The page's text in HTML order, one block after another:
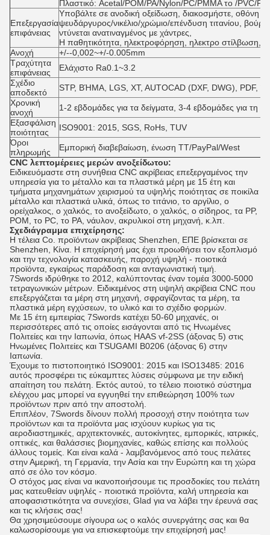
Πλαστικό: Acetal/POM/PA/Nylon/PC/PMMA το /PVC/
Επεξεργασία
επιφάνειας
Υποβάλτε σε ανοδική οξείδωση, διακοσμήστε, οθόνη
ψευδάργυρος/νικέλιο/χρώμιο/επένδυση τιτανίου,
ντύνεται ανατιναγμένος με χάντρες,
Η παθητικότητα, ηλεκτροφόρηση, ηλεκτρο στίλβωση,
Ανοχή
+/--0,002~+/-0.005mm
Τραχύτητα
επιφάνειας
Ελάχιστο Ra0.1~3.2
Σχέδιο
αποδεκτό
STP, ΒΉΜΑ, LGS, XT, AUTOCAD (DXF, DWG), PDF,
Χρονική
ανοχή
1-2 εβδομάδες για τα δείγματα, 3-4 εβδομάδες για τη
Εξασφάλιση
ποιότητας
ISO9001: 2015, SGS, RoHs, TUV
Όροι
πληρωμής
Εμπορική διαβεβαίωση, ένωση TT/PayPal/West
CNC λεπτομέρειες μερών ανοξείδωτου:
Ειδικευόμαστε στη συνήθεια CNC ακρίβειας επεξεργαμένος την
υπηρεσία για το μέταλλο και τα πλαστικά μέρη με 15 έτη και
τμήματα μηχανημάτων χειρισμού τα υψηλής ποιότητας σε ποικίλα
μέταλλο και πλαστικά υλικά, όπως το τιτάνιο, το αργίλιο, ο
ορείχαλκος, ο χαλκός, το ανοξείδωτο, ο χαλκός, ο σίδηρος, τα PP,
POM, το PC, το PA, νάυλον, ακρυλικοί στη μηχανή, κ.λπ.
Σχεδιάγραμμα επιχείρησης:
Η τέλεια Co. προϊόντων ακρίβειας Shenzhen, ΕΠΕ βρίσκεται σε
Shenzhen, Κίνα. Η επιχείρησή μας έχει προωθήσει τον εξοπλισμό
και την τεχνολογία κατασκευής, παροχή υψηλή - ποιοτικά
προϊόντα, εγκαίρως παράδοση και ανταγωνιστική τιμή.
7Swords ιδρύθηκε το 2012, καλύπτοντας έναν τομέα 3000-5000
τετραγωνικών μέτρων. Ειδικεμένος στη υψηλή ακρίβεια CNC που
επεξεργάζεται τα μέρη στη μηχανή, σφραγίζοντας τα μέρη, τα
πλαστικά μέρη εγχύσεων, το υλικό και το σχέδιο φορμών.
Με 15 έτη εμπειρίας 7Swords κατέχει 50-60 μηχανές, οι
περισσότερες από τις οποίες εισάγονται από τις Ηνωμένες
Πολιτείες και την Ιαπωνία, όπως HAAS vf-2SS (άξονας 5) στις
Ηνωμένες Πολιτείες και TSUGAMI B0206 (άξονας 6) στην
Ιαπωνία.
Έχουμε το πιστοποιητικό ISO9001: 2015 και ISO13485: 2016
αυτός προσφέρει τις εύκαμπτες λύσεις σύμφωνα με την ειδική
απαίτηση του πελάτη. Εκτός αυτού, το τέλειο ποιοτικό σύστημα
ελέγχου μας μπορεί να εγγυηθεί την επιθεώρηση 100% των
προϊόντων πριν από την αποστολή.
Επιπλέον, 7Swords δίνουν πολλή προσοχή στην ποιότητα των
προϊόντων και τα προϊόντα μας ισχύουν κυρίως για τις
αεροδιαστημικές, αρχιτεκτονικές, αυτοκίνητες, εμπορικές, ιατρικές,
οπτικές, και θαλάσσιες βιομηχανίες, καθώς επίσης και πολλούς
άλλους τομείς. Και είναι καλά - λαμβανόμενος από τους πελάτες
στην Αμερική, τη Γερμανία, την Ασία και την Ευρώπη και τη χώρα
από σε όλο τον κόσμο.
Ο στόχος μας είναι να ικανοποιήσουμε τις προσδοκίες του πελάτη
μας κατευθείαν υψηλές - ποιοτικά προϊόντα, καλή υπηρεσία και
αποφασιστικότητα να συνεχίσει, Glad για να λάβει την έρευνά σας
και τις κλήσεις σας!
Θα χρησιμεύσουμε σίγουρα ως ο καλός συνεργάτης σας και θα
καλωσορίσουμε για να επισκεφτούμε την επιχείρησή μας!